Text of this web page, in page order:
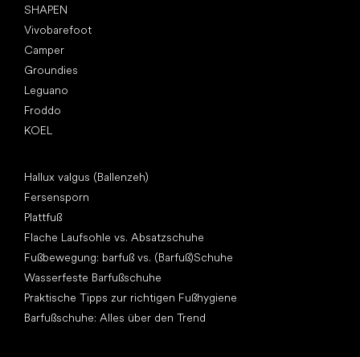
SHAPEN
Vivobarefoot
Camper
Groundies
Leguano
Froddo
KOEL
Hallux valgus (Ballenzeh)
Fersensporn
Plattfuß
Flache Laufsohle vs. Absatzschuhe
Fußbewegung: barfuß vs. (Barfuß)Schuhe
Wasserfeste Barfußschuhe
Praktische Tipps zur richtigen Fußhygiene
Barfußschuhe: Alles über den Trend